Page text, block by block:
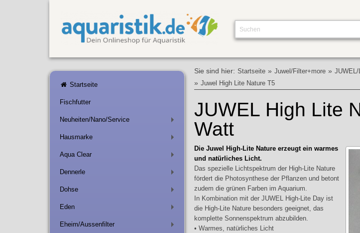
Startseite
Fischfutter
Neuheiten/Nano/Service
Hausmarke
Aqua Clear
Dennerle
Dohse
Eden
Eheim/Aussenfilter
Sie sind hier: Startseite » Juwel/Filter+more » JUWEL/
» Juwel High Lite Nature T5
JUWEL High Lite
Watt
Die Juwel High-Lite Nature erzeugt ein warmes
und natürliches Licht.
Das spezielle Lichtspektrum der High-Lite Nature
fördert die Photosynthese der Pflanzen und betont
zudem die grünen Farben im Aquarium.
In Kombination mit der JUWEL High-Lite Day ist
die High-Lite Nature besonders geeignet, das
komplette Sonnenspektrum abzubilden.
• Warmes, natürliches Licht